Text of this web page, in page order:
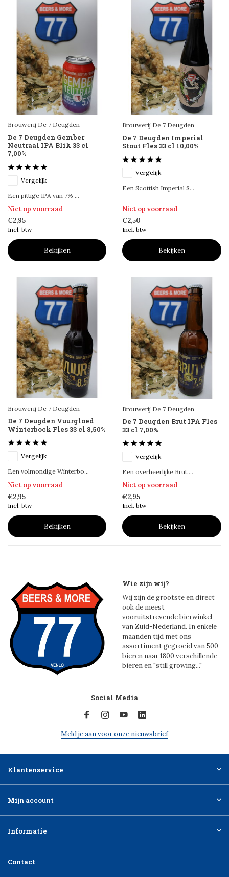
Brouwerij De 7 Deugden
De 7 Deugden Gember
Neutraal IPA Blik 33 cl
7,00%
Vergelijk
Een pittige IPA van 7% ...
Niet op voorraad
€2,95
Incl. btw
Bekijken
Brouwerij De 7 Deugden
De 7 Deugden Imperial
Stout Fles 33 cl 10,00%
Vergelijk
Een Scottish Imperial S...
Niet op voorraad
€2,50
Incl. btw
Bekijken
Brouwerij De 7 Deugden
De 7 Deugden Vuurgloed
Winterbock Fles 33 cl 8,50%
Vergelijk
Een volmondige Winterbo...
Niet op voorraad
€2,95
Incl. btw
Bekijken
Brouwerij De 7 Deugden
De 7 Deugden Brut IPA Fles
33 cl 7,00%
Vergelijk
Een overheerlijke Brut ...
Niet op voorraad
€2,95
Incl. btw
Bekijken
Wie zijn wij?
Wij zijn de grootste en direct
ook de meest
vooruitstrevende bierwinkel
van Zuid-Nederland. In enkele
maanden tijd met ons
assortiment gegroeid van 500
bieren naar 1800 verschillende
bieren en "still growing..."
Social Media
Meld je aan voor onze nieuwsbrief
Klantenservice
Mijn account
Informatie
Contact